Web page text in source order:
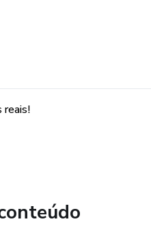
reais!